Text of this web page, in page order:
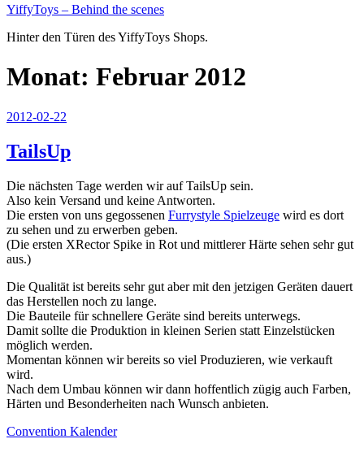
YiffyToys – Behind the scenes
Hinter den Türen des YiffyToys Shops.
Monat: Februar 2012
Veröffentlicht
2012-02-22
TailsUp
Die nächsten Tage werden wir auf TailsUp sein.
Also kein Versand und keine Antworten.
Die ersten von uns gegossenen Furrystyle Spielzeuge wird es dort
zu sehen und zu erwerben geben.
(Die ersten XRector Spike in Rot und mittlerer Härte sehen sehr gut
aus.)
Die Qualität ist bereits sehr gut aber mit den jetzigen Geräten dauert
das Herstellen noch zu lange.
Die Bauteile für schnellere Geräte sind bereits unterwegs.
Damit sollte die Produktion in kleinen Serien statt Einzelstücken
möglich werden.
Momentan können wir bereits so viel Produzieren, wie verkauft
wird.
Nach dem Umbau können wir dann hoffentlich zügig auch Farben,
Härten und Besonderheiten nach Wunsch anbieten.
Convention Kalender